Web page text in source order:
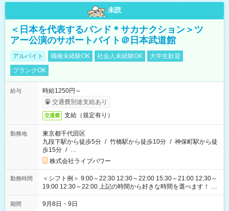
未読
＜日本を代表するバンド＊サカナクション＞ツ
アー公演のサポートバイト＠日本武道館
アルバイト 職種未経験OK 社会人未経験OK
大学生歓迎
ブランクOK
給与
時給1250円～
交通費別途支給あり
交通費 支給（規定有り）
勤務地
東京都千代田区
九段下駅から徒歩5分 / 竹橋駅から徒歩10分 / 神保町駅から徒
歩15分 / …
株式会社ライブパワー
勤務時間
＜シフト例＞ 9:00～22:30 12:30～22:00 15:30～21:00 12:30～
19:00 12:30～22:00 上記の時間から好きな時間を選べます！ ※
時間は変更となる可能性があります
期間 9月8日・9日